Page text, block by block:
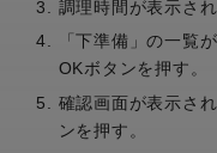
調理時間が表示さ
「下準備」の一覧
OKボタンを押す。
確認画面が表示さ
ンを押す。